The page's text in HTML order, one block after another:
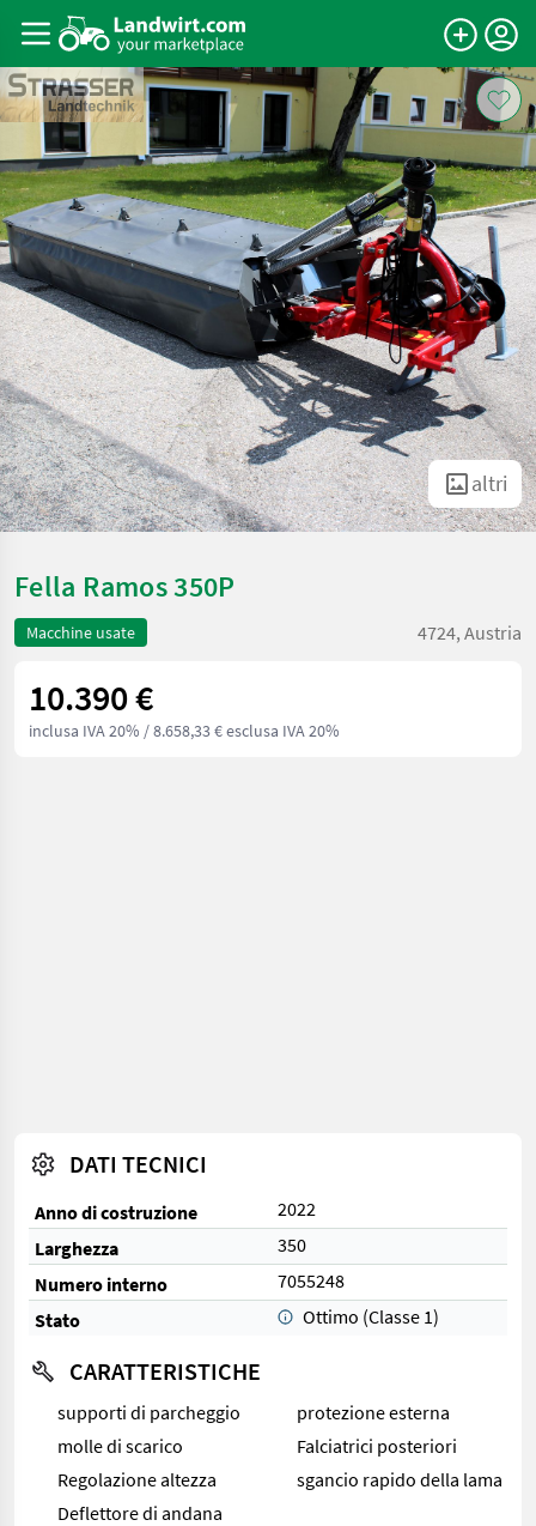
altri
Fella Ramos 350P
Macchine usate 4724, Austria
10.390 €
inclusa IVA 20% / 8.658,33 € esclusa IVA 20%
DATI TECNICI
Anno di costruzione
2022
Larghezza
350
Numero interno
7055248
Stato
Ottimo (Classe 1)
CARATTERISTICHE
supporti di parcheggio
protezione esterna
molle di scarico
Falciatrici posteriori
Regolazione altezza
sgancio rapido della lama
Deflettore di andana